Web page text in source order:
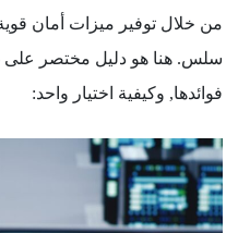
من خلال توفير ميزات أمان
سلس. هنا هو دليل مختصر على
فوائدها, وكيفية اختيار واحد: